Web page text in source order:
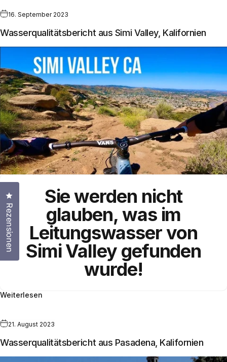
16. September 2023
Wasserqualitätsbericht aus Simi Valley, Kalifornien
Sie werden nicht
glauben, was im
Leitungswasservon
Simi Valleygefunden
wurde!
Weiterlesen
21. August 2023
Wasserqualitätsbericht aus Pasadena, Kalifornien
Rezensionen
Klicken Sie, um den Bewertungsdialog zu öffnen